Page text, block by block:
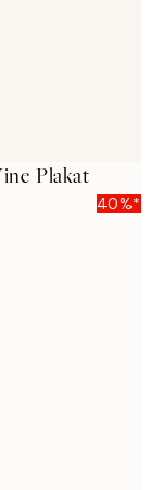
Plakat
40%*